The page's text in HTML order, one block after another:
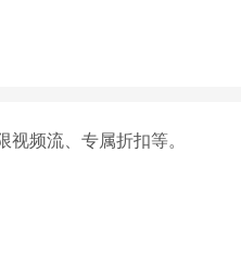
视频流、专属折扣等。